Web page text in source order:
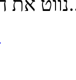
5...